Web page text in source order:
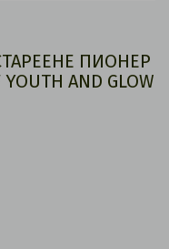
ПИОНЕР
AND GLOW